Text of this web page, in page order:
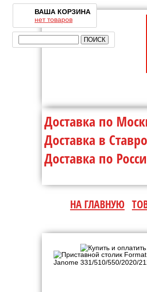
ВАША КОРЗИНА
нет товаров
Доставка по
Доставка
Доставка по
НА ГЛАВНУЮ